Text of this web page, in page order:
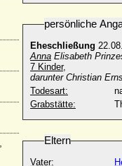
persönliche
Eheschließung
Anna Elisabeth
7 Kinder,
darunter Christian
Todesart:
Grabstätte:
Eltern
Vater: